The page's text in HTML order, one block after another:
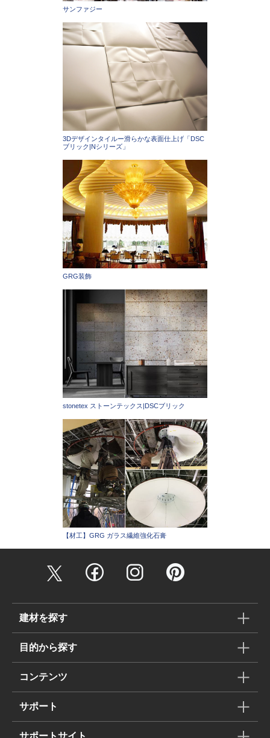
サンファジー
3Dデザインタイルー滑らかな表面仕上げ「DSC
ブリック|Nシリーズ」
GRG装飾
stonetex ストーンテックス|DSCブリック
【材工】GRG ガラス繊維強化石膏
建材を探す
目的から探す
コンテンツ
サポート
サポートサイト